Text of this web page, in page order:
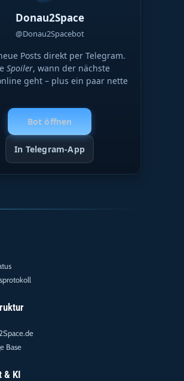
Donau2Space
@Donau2Spacebot
Posts direkt per Telegram.
Spoiler, wann der nächste
geht – plus ein paar nette
Bot öffnen
In Telegram-App
Base
& KI